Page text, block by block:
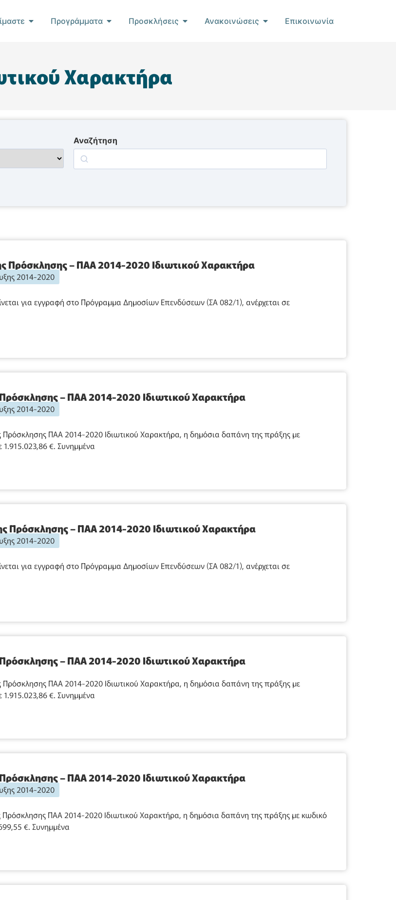
Προγράμματα Προσκλήσεις Ανακοινώσεις Επικοινωνία
Χαρακτήρα
Αναζήτηση
Πρόσκλησης – ΠΑΑ 2014-2020 Ιδιωτικού Χαρακτήρα
2014-2020
για εγγραφή στο Πρόγραμμα Δημοσίων Επενδύσεων (ΣΑ 082/1), ανέρχεται σε
– ΠΑΑ 2014-2020 Ιδιωτικού Χαρακτήρα
2014-2020
ΠΑΑ 2014-2020 Ιδιωτικού Χαρακτήρα, η δημόσια δαπάνη της πράξης με
€. Συνημμένα
Πρόσκλησης – ΠΑΑ 2014-2020 Ιδιωτικού Χαρακτήρα
2014-2020
για εγγραφή στο Πρόγραμμα Δημοσίων Επενδύσεων (ΣΑ 082/1), ανέρχεται σε
– ΠΑΑ 2014-2020 Ιδιωτικού Χαρακτήρα
ΠΑΑ 2014-2020 Ιδιωτικού Χαρακτήρα, η δημόσια δαπάνη της πράξης με
€. Συνημμένα
– ΠΑΑ 2014-2020 Ιδιωτικού Χαρακτήρα
2014-2020
ΠΑΑ 2014-2020 Ιδιωτικού Χαρακτήρα, η δημόσια δαπάνη της πράξης με κωδικό
€. Συνημμένα